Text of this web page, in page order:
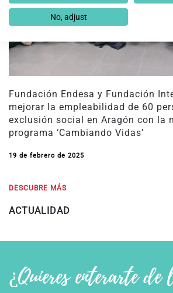
Fundación Endesa y Fundación
mejorar la empleabilidad de 60
exclusión social en Aragón con la
programa ‘Cambiando Vidas’
19 de febrero de 2025
DESCUBRE MÁS
ACTUALIDAD
¿Quieres enterarte
No, adjust